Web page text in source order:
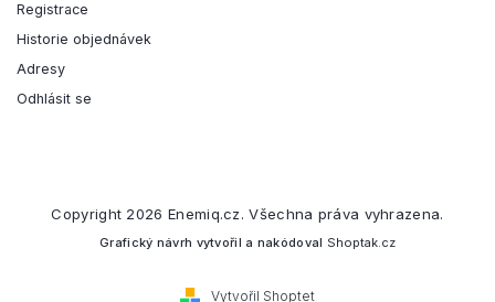
Registrace
Historie objednávek
Adresy
Odhlásit se
Vytvořil Shoptet
Copyright 2026 Enemiq.cz. Všechna práva vyhrazena.
Grafický návrh vytvořil a nakódoval Shoptak.cz